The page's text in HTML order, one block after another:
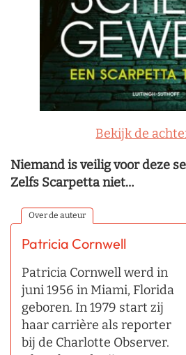
Bekijk de
Niemand is veilig voor deze
Zelfs Scarpetta niet…
Over de auteur
Patricia Cornwell
Patricia Cornwell werd in
juni 1956 in Miami, Florida
geboren. In 1979 start zij
haar carrière als reporter
bij de Charlotte Observer.